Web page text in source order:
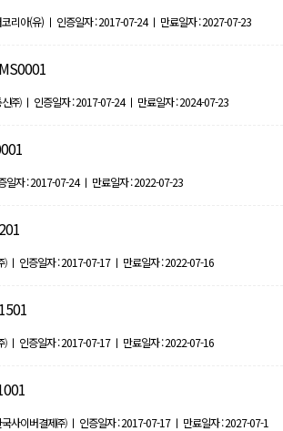
리아(유) ㅣ 인증일자 : 2017-07-24 ㅣ 만료일자 : 2027-07-23
㈜ ㅣ 인증일자 : 2017-07-24 ㅣ 만료일자 : 2024-07-23
일자 : 2017-07-24 ㅣ 만료일자 : 2022-07-23
ㅣ 인증일자 : 2017-07-17 ㅣ 만료일자 : 2022-07-16
ㅣ 인증일자 : 2017-07-17 ㅣ 만료일자 : 2022-07-16
사이버결제㈜ ㅣ 인증일자 : 2017-07-17 ㅣ 만료일자 : 2027-07-1